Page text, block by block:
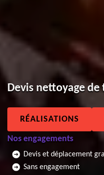
Devis nettoyage
RÉALISATIONS
Nos engagements
Devis et déplacement
Sans engagement